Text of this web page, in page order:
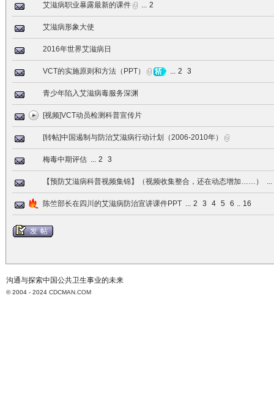
艾滋病职业暴露最新的课件 ... 2
艾滋病形象大使
2016年世界艾滋病日
VCT的实施原则和方法（PPT） ... 2 3
青少年陷入艾滋病毒服务深渊
[视频]VCT动员检测科普宣传片
[转帖]中国遏制与防治艾滋病行动计划（2006-2010年）
梅毒中期评估 ... 2 3
【预防艾滋病科普视频集锦】（视频收集整合，还在动态增加……） ...
陈竺部长在四川的艾滋病防治宣讲课件PPT ... 2 3 4 5 6 .. 16
发帖
沟通与探索中国公共卫生事业的未来
© 2004 - 2024 CDCMAN.COM